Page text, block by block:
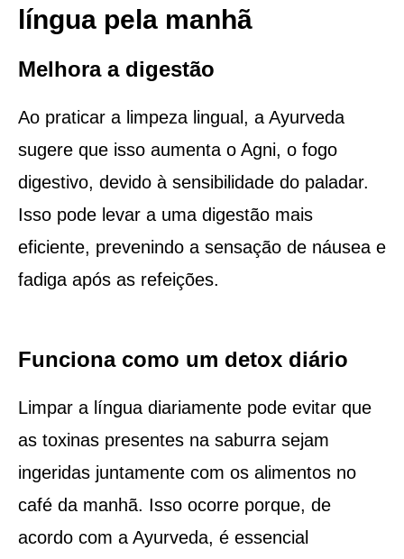
língua pela manhã
Melhora a digestão
Ao praticar a limpeza lingual, a Ayurveda
sugere que isso aumenta o Agni, o fogo
digestivo, devido à sensibilidade do paladar.
Isso pode levar a uma digestão mais
eficiente, prevenindo a sensação de náusea e
fadiga após as refeições.
Funciona como um detox diário
Limpar a língua diariamente pode evitar que
as toxinas presentes na saburra sejam
ingeridas juntamente com os alimentos no
café da manhã. Isso ocorre porque, de
acordo com a Ayurveda, é essencial